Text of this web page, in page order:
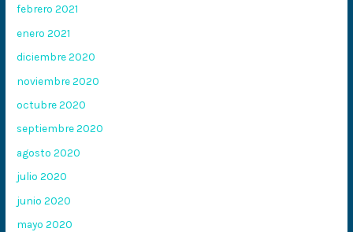
febrero 2021
enero 2021
diciembre 2020
noviembre 2020
octubre 2020
septiembre 2020
agosto 2020
julio 2020
junio 2020
mayo 2020